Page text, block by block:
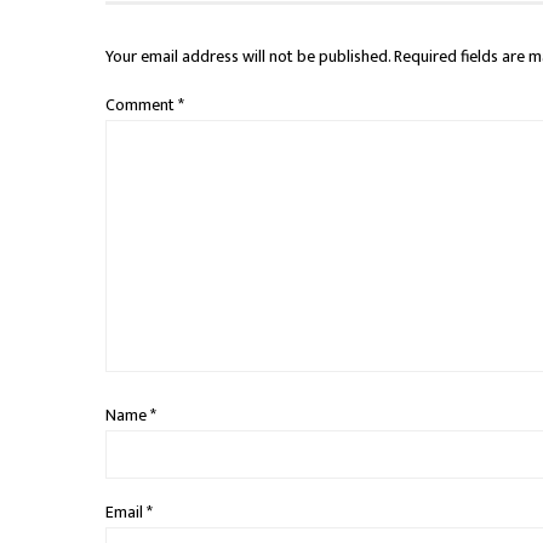
Your email address will not be published.Required fields are
Comment*
Name*
Email*